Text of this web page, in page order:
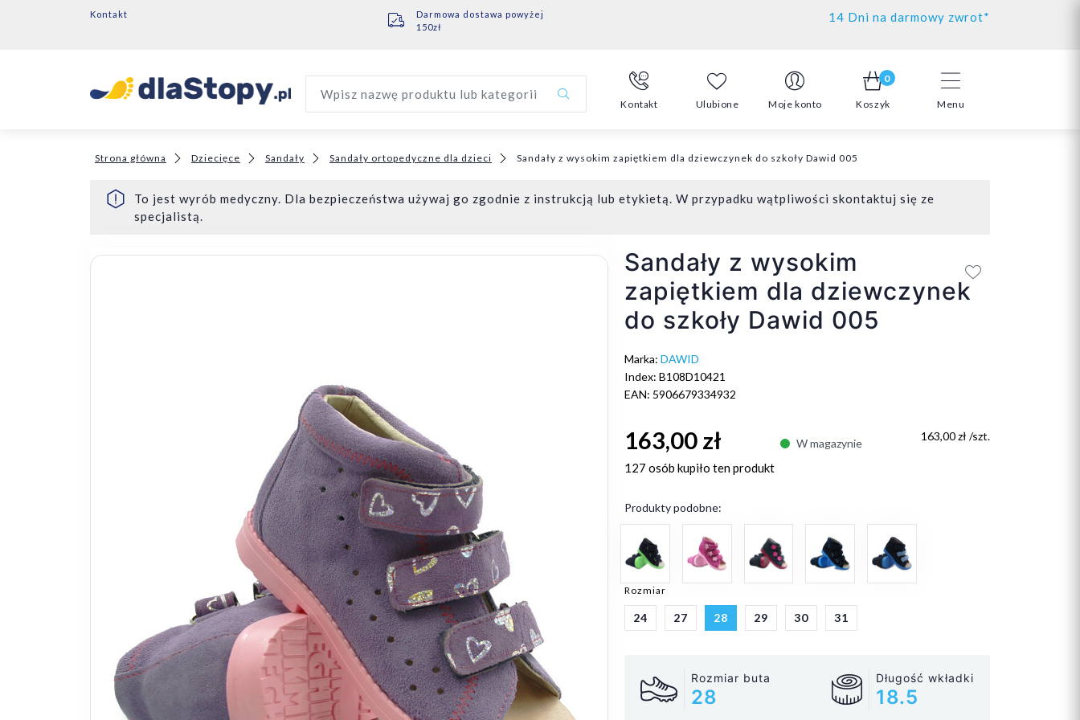
Kontakt
Darmowa dostawa powyżej
150zł
14 Dni na darmowy zwrot*
Menu
Wpisz nazwę produktu lub kategorii
Kontakt Ulubione Moje konto
0
Koszyk
Strona główna Dziecięce Sandały Sandały ortopedyczne dla dzieci Sandały z wysokim zapiętkiem dla dziewczynek do szkoły Dawid 005
To jest wyrób medyczny. Dla bezpieczeństwa używaj go zgodnie z instrukcją lub etykietą. W przypadku wątpliwości skontaktuj się ze
specjalistą.
Sandały z wysokim
zapiętkiem dla dziewczynek
do szkoły Dawid 005
Marka: DAWID
Index: B108D10421
EAN: 5906679334932
163,00 zł W magazynie
163,00 zł /szt.
127 osób kupiło ten produkt
Produkty podobne:
Rozmiar
24 27 28 29 30 31
Rozmiar buta
28
Długość wkładki
18.5